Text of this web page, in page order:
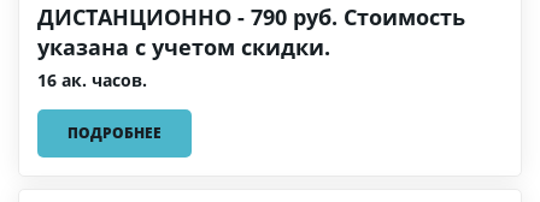
ДИСТАНЦИОННО - 790 руб. Стоимость
указана с учетом скидки.
16 ак. часов.
ПОДРОБНЕЕ